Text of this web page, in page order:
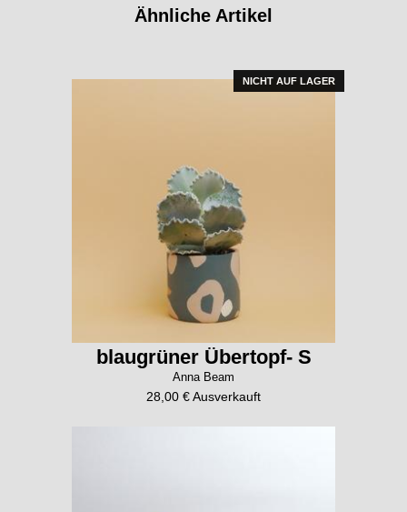
Ähnliche Artikel
NICHT AUF LAGER
blaugrüner Übertopf- S
Anna Beam
28,00 € Ausverkauft